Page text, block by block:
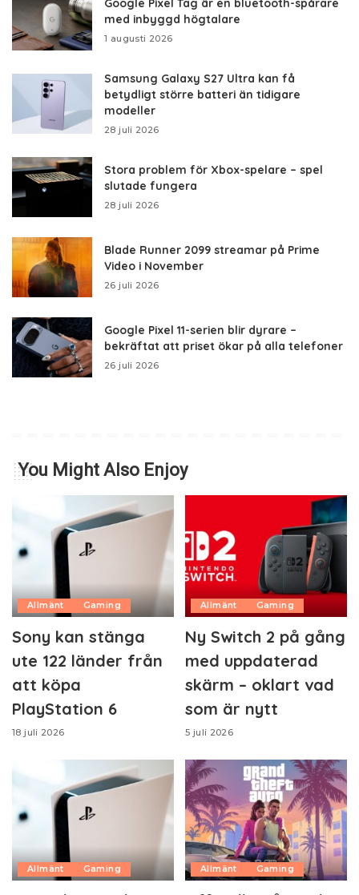
Google Pixel Tag är en bluetooth-spårare
med inbyggd högtalare
1 augusti 2026
Samsung Galaxy S27 Ultra kan få
betydligt större batteri än tidigare
modeller
28 juli 2026
Stora problem för Xbox-spelare – spel
slutade fungera
28 juli 2026
Blade Runner 2099 streamar på Prime
Video i November
26 juli 2026
Google Pixel 11-serien blir dyrare –
bekräftat att priset ökar på alla telefoner
26 juli 2026
You Might Also Enjoy
Allmänt Gaming
Sony kan stänga
ute 122 länder från
att köpa
PlayStation 6
18 juli 2026
Allmänt Gaming
Ny Switch 2 på gång
med uppdaterad
skärm – oklart vad
som är nytt
5 juli 2026
Allmänt Gaming Allmänt Gaming